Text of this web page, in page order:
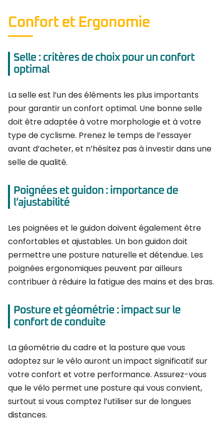
Confort et Ergonomie
Selle : critères de choix pour un confort
optimal
La selle est l’un des éléments les plus importants
pour garantir un confort optimal. Une bonne selle
doit être adaptée à votre morphologie et à votre
type de cyclisme. Prenez le temps de l’essayer
avant d’acheter, et n’hésitez pas à investir dans une
selle de qualité.
Poignées et guidon : importance de
l’ajustabilité
Les poignées et le guidon doivent également être
confortables et ajustables. Un bon guidon doit
permettre une posture naturelle et détendue. Les
poignées ergonomiques peuvent par ailleurs
contribuer à réduire la fatigue des mains et des bras.
Posture et géométrie : impact sur le
confort de conduite
La géométrie du cadre et la posture que vous
adoptez sur le vélo auront un impact significatif sur
votre confort et votre performance. Assurez-vous
que le vélo permet une posture qui vous convient,
surtout si vous comptez l’utiliser sur de longues
distances.